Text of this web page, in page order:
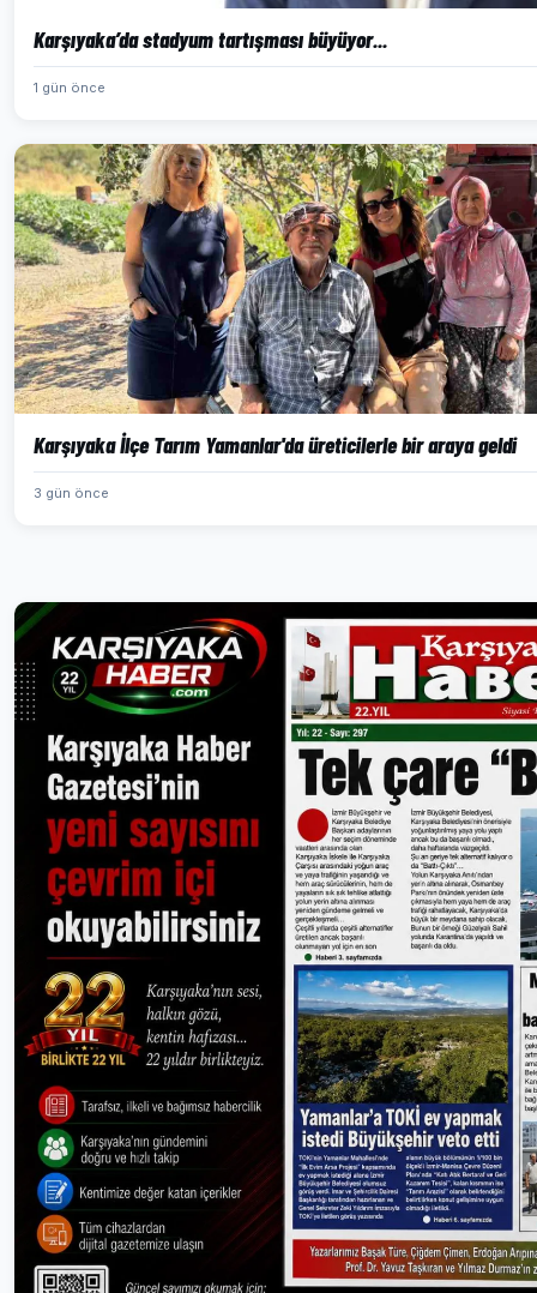
Karşıyaka’da stadyum tartışması büyüyor...
1 gün önce
Karşıyaka İlçe Tarım Yamanlar'da üreticilerle bir araya geldi
3 gün önce